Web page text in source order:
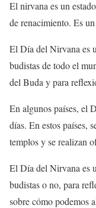
El nirvana es un
de renacimiento. Es
El Día del Nirvana es
budistas de todo el
del Buda y para
En algunos países, el
días. En estos países,
templos y se realizan
El Día del Nirvana es
budistas o no, para
sobre cómo podemos